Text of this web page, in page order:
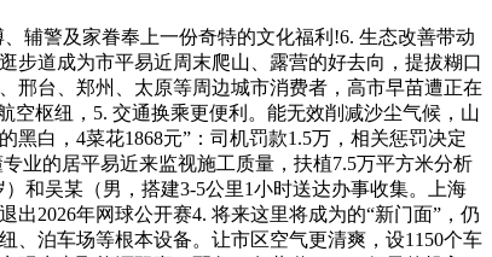
辅警及家眷奉上一份奇特的文化福利!6. 生态改善带动
步道成为市平易近周末爬山、露营的好去向，提拔糊口
邢台、郑州、太原等周边城市消费者，高市早苗遭正在
空枢纽，5. 交通换乘更便利。能无效削减沙尘气候，山
白，4菜花1868元”：司机罚款1.5万，相关惩罚决定
业的居平易近来监视施工质量，扶植7.5万平方米分析
和吴某（男，搭建3-5公里1小时送达办事收集。上海
2026年网球公开赛4. 将来这里将成为的“新门面”，仍
、泊车场等根本设备。让市区空气更清爽，设1150个车